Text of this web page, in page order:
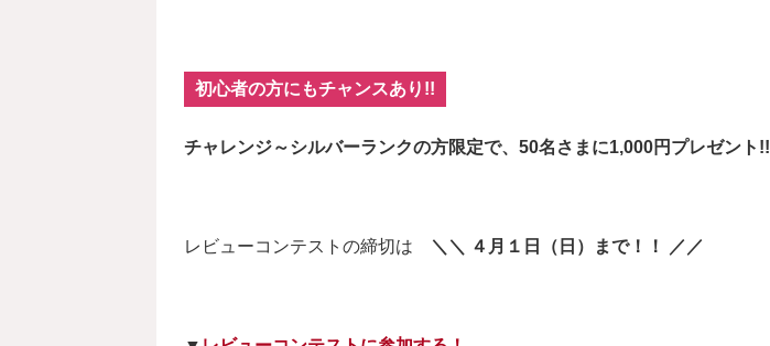
初心者の方にもチャンスあり!!
チャレンジ～シルバーランクの方限定で、50名さまに1,000円プレゼント!!
レビューコンテストの締切は ＼＼ ４ 月１日（日）まで！！ ／／